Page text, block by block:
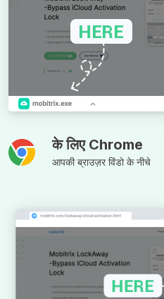
के लिए Chrome
आपकी ब्राउज़र विंडो के नीचे